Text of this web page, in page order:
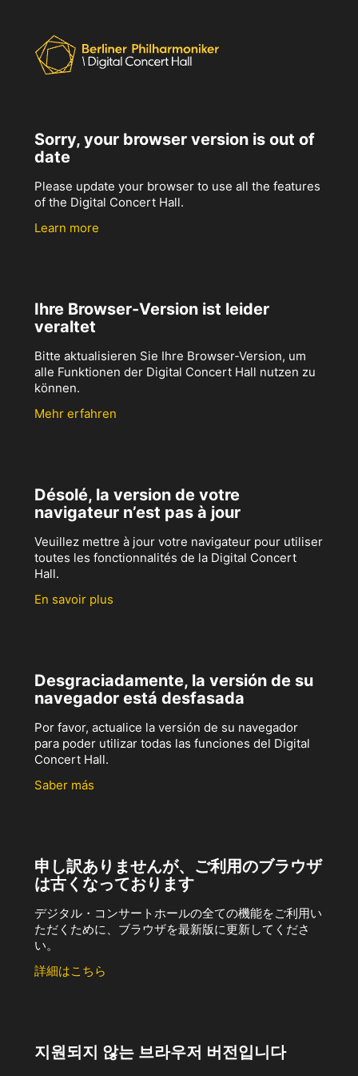
Sorry, your browser version is out of
date
Please update your browser to use all the features
of the Digital Concert Hall.
Learn more
Ihre Browser-Version ist leider
veraltet
Bitte aktualisieren Sie Ihre Browser-Version, um
alle Funktionen der Digital Concert Hall nutzen zu
können.
Mehr erfahren
Désolé, la version de votre
navigateur n’est pas à jour
Veuillez mettre à jour votre navigateur pour utiliser
toutes les fonctionnalités de la Digital Concert
Hall.
En savoir plus
Desgraciadamente, la versión de su
navegador está desfasada
Por favor, actualice la versión de su navegador
para poder utilizar todas las funciones del Digital
Concert Hall.
Saber más
申し訳ありませんが、ご利用のブラウザ
は古くなっております
デジタル・コンサートホールの全ての機能をご利用い
ただくために、ブラウザを最新版に更新してくださ
い。
詳細はこちら
지원되지 않는 브라우저 버전입니다